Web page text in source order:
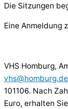
Die Sitzungen
Eine Anmeldung
VHS Homburg,
vhs@homburg.de
101106. Nach
Euro, erhalten